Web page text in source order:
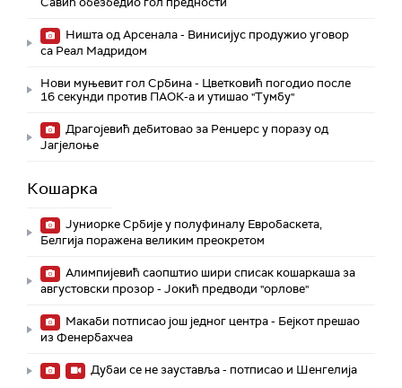
Ништа од Арсенала - Винисијус продужио уговор
са Реал Мадридом
Нови муњевит гол Србина - Цветковић погодио после
16 секунди против ПАОК-а и утишао "Тумбу"
Драгојевић дебитовао за Ренџерс у поразу од
Јагјелоње
Кошарка
Јуниорке Србије у полуфиналу Евробаскета,
Белгија поражена великим преокретом
Алимпијевић саопштио шири списак кошаркаша за
августовски прозор - Јокић предводи "орлове"
Макаби потписао још једног центра - Бејкот прешао
из Фенербахчеа
Дубаи се не зауставља - потписао и Шенгелија